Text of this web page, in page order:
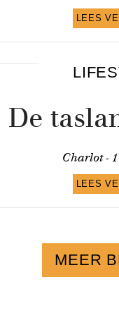
LEES
De
Charlot -
LEES
MEER